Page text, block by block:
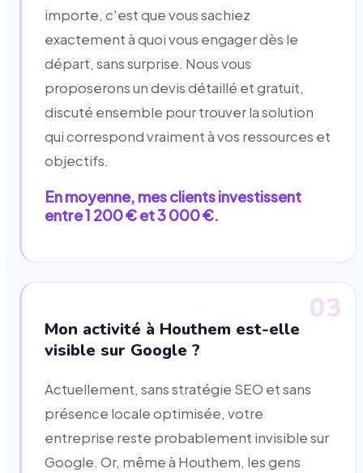
importe, c'est que vous sachiez
exactement à quoi vous engager dès le
départ, sans surprise. Nous vous
proposerons un devis détaillé et gratuit,
discuté ensemble pour trouver la solution
qui correspond vraiment à vos ressources et
objectifs.
En moyenne, mes clients investissent
entre 1 200 € et 3 000 €.
03
Mon activité à Houthem est-elle
visible sur Google ?
Actuellement, sans stratégie SEO et sans
présence locale optimisée, votre
entreprise reste probablement invisible sur
Google. Or, même à Houthem, les gens